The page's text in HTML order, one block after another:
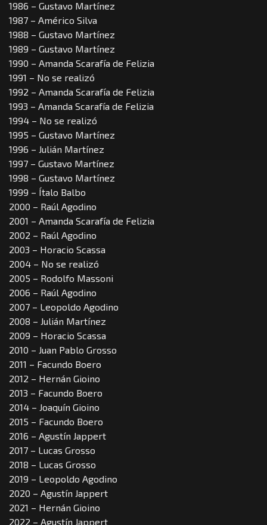
1986 – Gustavo Martínez
1987 – Américo Silva
1988 – Gustavo Martínez
1989 – Gustavo Martínez
1990 – Amanda Scarafía de Felizia
1991 – No se realizó
1992 – Amanda Scarafía de Felizia
1993 – Amanda Scarafía de Felizia
1994 – No se realizó
1995 – Gustavo Martínez
1996 – Julián Martínez
1997 – Gustavo Martínez
1998 – Gustavo Martínez
1999 – Ítalo Balbo
2000 – Raúl Agodino
2001 – Amanda Scarafía de Felizia
2002 – Raúl Agodino
2003 – Horacio Scassa
2004 – No se realizó
2005 – Rodolfo Massoni
2006 – Raúl Agodino
2007 – Leopoldo Agodino
2008 – Julián Martínez
2009 – Horacio Scassa
2010 – Juan Pablo Grosso
2011 – Facundo Boero
2012 – Hernán Gioino
2013 – Facundo Boero
2014 – Joaquín Gioino
2015 – Facundo Boero
2016 – Agustín Jappert
2017 – Lucas Grosso
2018 – Lucas Grosso
2019 – Leopoldo Agodino
2020 – Agustín Jappert
2021 – Hernán Gioino
2022 – Agustín Jappert